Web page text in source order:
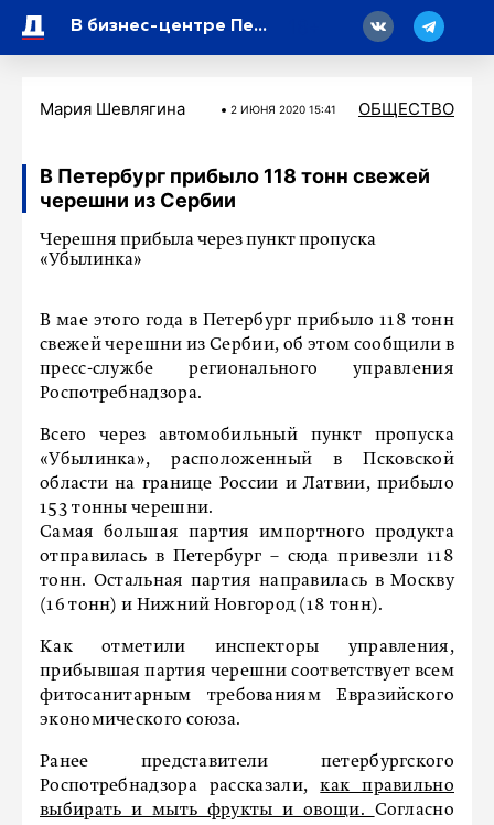
В бизнес-центре Петербурга охранники устроили кулачный поединок
Мария Шевлягина 2 ИЮНЯ 2020 15:41 ОБЩЕСТВО
В Петербург прибыло 118 тонн свежей
черешни из Сербии
Черешня прибыла через пункт пропуска
«Убылинка»
В мае этого года в Петербург прибыло 118 тонн
свежей черешни из Сербии, об этом сообщили в
пресс-службе регионального управления
Роспотребнадзора.
Всего через автомобильный пункт пропуска
«Убылинка», расположенный в Псковской
области на границе России и Латвии, прибыло
153 тонны черешни.
Самая большая партия импортного продукта
отправилась в Петербург – сюда привезли 118
тонн. Остальная партия направилась в Москву
(16 тонн) и Нижний Новгород (18 тонн).
Как отметили инспекторы управления,
прибывшая партия черешни соответствует всем
фитосанитарным требованиям Евразийского
экономического союза.
Ранее представители петербургского
Роспотребнадзора рассказали,как правильно
выбирать и мыть фрукты и овощи. Согласно